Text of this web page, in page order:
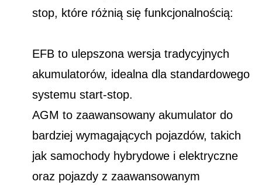
stop, które różnią się funkcjonalnością:
EFB to ulepszona wersja tradycyjnych
akumulatorów, idealna dla standardowego
systemu start-stop.
AGM to zaawansowany akumulator do
bardziej wymagających pojazdów, takich
jak samochody hybrydowe i elektryczne
oraz pojazdy z zaawansowanym